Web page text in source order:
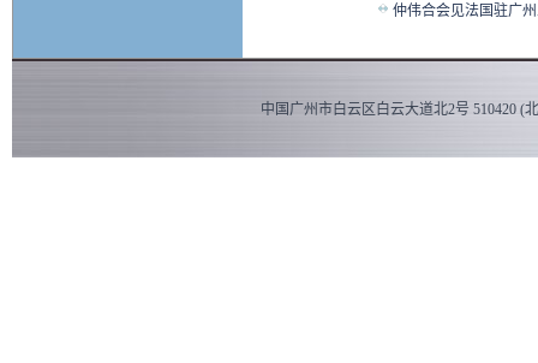
仲伟合会见法国驻广
中国广州市白云区白云大道北2号 510420 (